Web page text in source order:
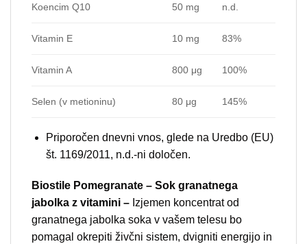
Koencim Q10 50 mg n.d.
Vitamin E 10 mg 83%
Vitamin A 800 μg 100%
Selen (v metioninu) 80 μg 145%
Priporočen dnevni vnos, glede na Uredbo (EU)
št. 1169/2011, n.d.-ni določen.
Biostile Pomegranate – Sok granatnega
jabolka z vitamini – Izjemen koncentrat od
granatnega jabolka soka v vašem telesu bo
pomagal okrepiti živčni sistem, dvigniti energijo in